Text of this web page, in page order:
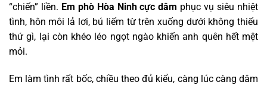
“chiến” liền. Em phò Hòa Ninh cực dâm phục vụ siêu nhiệt
tình, hôn môi lả lơi, bú liếm từ trên xuống dưới không thiếu
thứ gì, lại còn khéo léo ngọt ngào khiến anh quên hết mệt
mỏi.
Em làm tình rất bốc, chiều theo đủ kiểu, càng lúc càng dâm